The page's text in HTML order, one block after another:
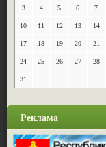
3 4 5 6 7
10 11 12 13 14
17 18 19 20 21
24 25 26 27 28
31
Реклама